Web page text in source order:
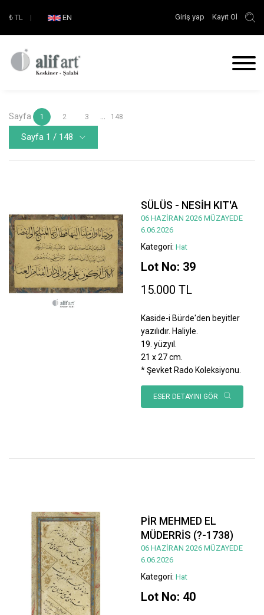
₺ TL | EN Giriş yap Kayıt Ol
Sayfa 1 2 3 148
Sayfa 1 / 148
SÜLÜS - NESİH KIT'A
06 HAZİRAN 2026 MÜZAYEDE
6.06.2026
Kategori: Hat
Lot No: 39
15.000 TL
Kaside-i Bürde'den beyitler
yazılıdır. Haliyle.
19. yüzyıl.
21 x 27 cm.
* Şevket Rado Koleksiyonu.
ESER DETAYINI GÖR
PİR MEHMED EL
MÜDERRİS (?-1738)
06 HAZİRAN 2026 MÜZAYEDE
6.06.2026
Kategori: Hat
Lot No: 40